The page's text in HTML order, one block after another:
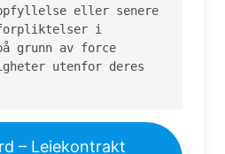
eller senere
i
grunn av force
utenfor deres
– Leiekontrakt